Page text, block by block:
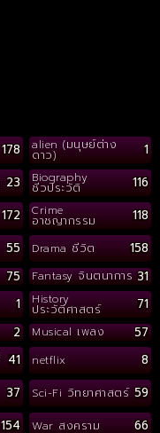
178 alien (มนุษย์ต่าง
ดาว) 1
23 Biography
ชีวประวัติ 116
172 Crime
อาชญากรรม 118
55 Drama ชีวิต 158
75 Fantasy จินตนาการ 31
1 History
ประวัติศาสตร์ 71
2 Musical เพลง 57
41 netflix 8
37 Sci-Fi วิทยาศาสตร์ 59
154 War สงคราม 66